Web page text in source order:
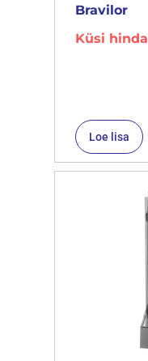
Bravilor
Küsi hinda
Loe lisa